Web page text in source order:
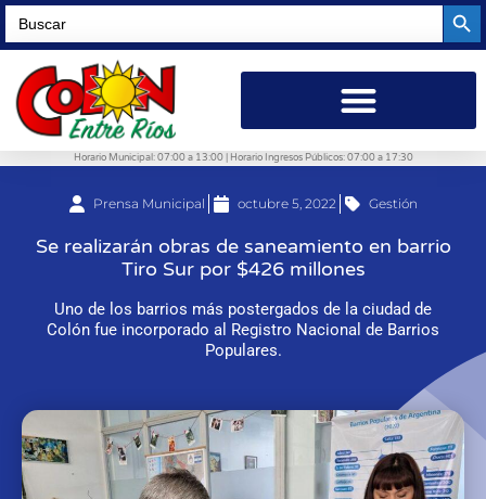
Search
for:
Horario Municipal: 07:00 a 13:00 | Horario Ingresos Públicos: 07:00 a 17:30
Prensa Municipal octubre 5, 2022 Gestión
Se realizarán obras de saneamiento en barrio
Tiro Sur por $426 millones
Uno de los barrios más postergados de la ciudad de
Colón fue incorporado al Registro Nacional de Barrios
Populares.